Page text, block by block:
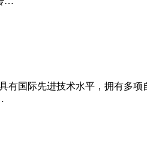
有国际先进技术水平，拥有多